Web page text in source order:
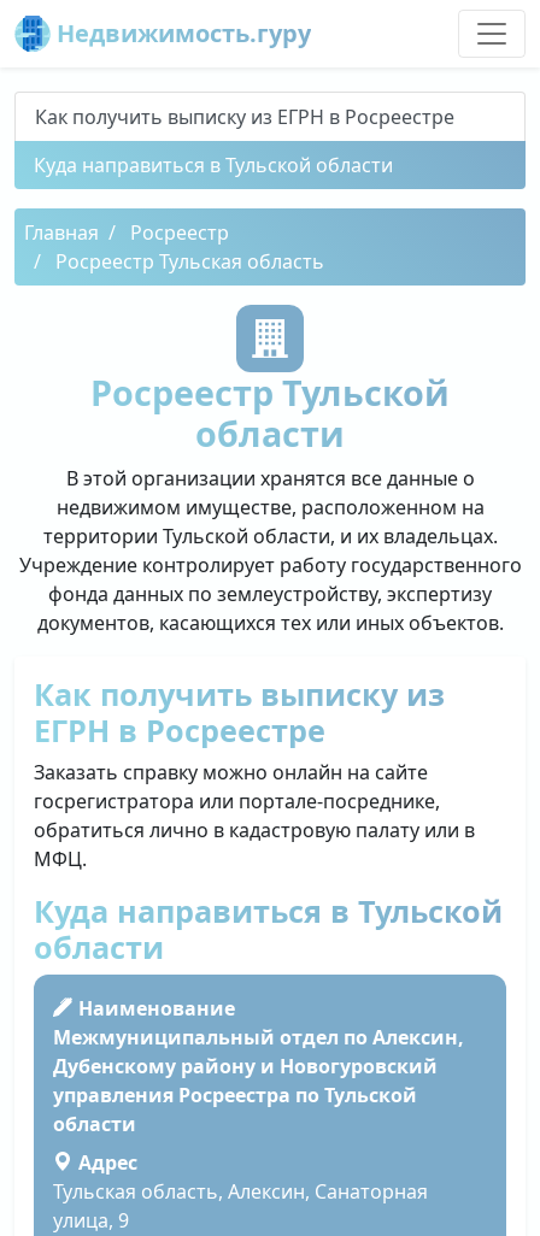
Недвижимость.гуру
Как получить выписку из ЕГРН в Росреестре
Куда направиться в Тульской области
Главная
Росреестр
Росреестр Тульская область
Росреестр Тульской
области
В этой организации хранятся все данные о
недвижимом имуществе, расположенном на
территории Тульской области, и их владельцах.
Учреждение контролирует работу государственного
фонда данных по землеустройству, экспертизу
документов, касающихся тех или иных объектов.
Как получить выписку из
ЕГРН в Росреестре
Заказать справку можно онлайн на сайте
госрегистратора или портале-посреднике,
обратиться лично в кадастровую палату или в
МФЦ.
Куда направиться в Тульской
области
Наименование
Межмуниципальный отдел по Алексин,
Дубенскому району и Новогуровский
управления Росреестра по Тульской
области
Адрес
Тульская область, Алексин, Санаторная
улица, 9